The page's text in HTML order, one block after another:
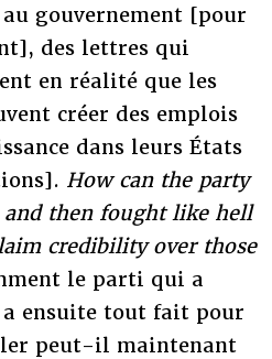
gouvernement [pour
des lettres qui
en réalité que les
créer des emplois
dans leurs États
How can the party
then fought like hell
credibility over those
le parti qui a
ensuite tout fait pour
peut-il maintenant